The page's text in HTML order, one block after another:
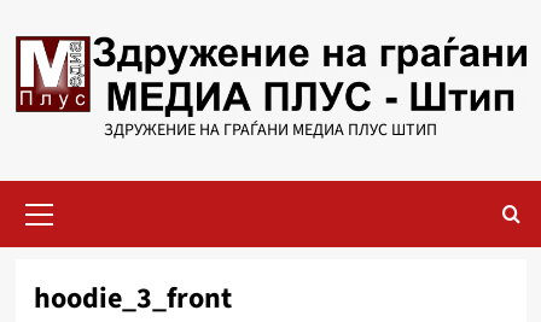
to
content
ЗДРУЖЕНИЕ НА ГРАЃАНИ МЕДИА ПЛУС ШТИП
Menu
hoodie_3_front